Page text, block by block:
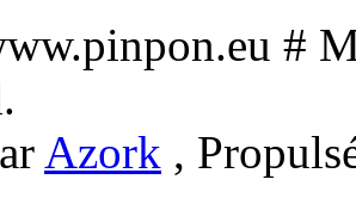
#
Azork ,